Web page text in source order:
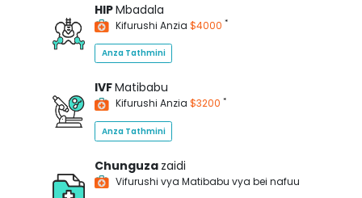
HIPMbadala
Kifurushi Anzia $4000 *
Anza Tathmini
IVFMatibabu
Kifurushi Anzia $3200 *
Anza Tathmini
Chunguza zaidi
Vifurushi vya Matibabu vya bei nafuu